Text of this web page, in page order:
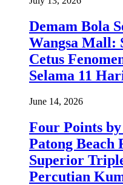
Demam Bola
Wangsa Mall:
Cetus
Selama 11
June 14, 2026
Four Points
Patong
Superior
Percutian